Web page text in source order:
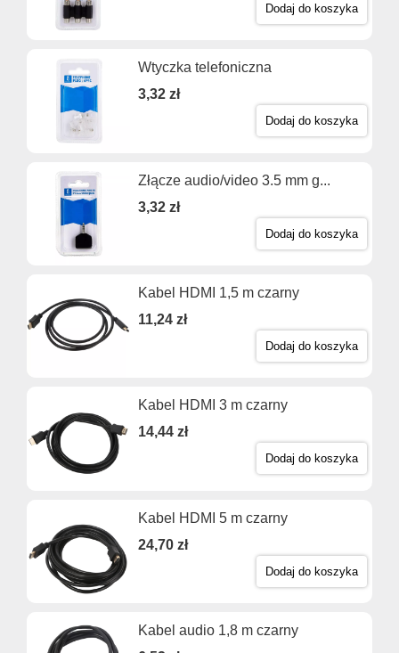
Dodaj do koszyka
Wtyczka telefoniczna
3,32 zł
Dodaj do koszyka
Złącze audio/video 3.5 mm g...
3,32 zł
Dodaj do koszyka
Kabel HDMI 1,5 m czarny
11,24 zł
Dodaj do koszyka
Kabel HDMI 3 m czarny
14,44 zł
Dodaj do koszyka
Kabel HDMI 5 m czarny
24,70 zł
Dodaj do koszyka
Kabel audio 1,8 m czarny